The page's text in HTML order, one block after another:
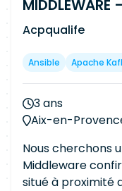
interne.
la conception de
avec les
API en Go.
Kubernetes.
des pipelines CI/
déploiements
solutions aux
alerting. Garantir
MIDDLEWARE
Acpqualife
Ansible Apache
3 ans
Aix-en-
Nous cherchons
Middleware
situé à proximité